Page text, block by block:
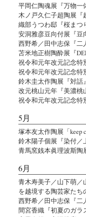
平岡仁陶魂展『万物一
木ノ戸久仁子超陶展『
織部うつわ邸『桜まつ
安洞雅彦豆向付展『豆
西野希／田中志保『二
苫米地正樹陶酔展『
祝令和元年改元記念特
祝令和元年改元記念特
鈴木圭太作陶展『対話』
改元桃山元年『美濃桃
祝令和元年改元記念特
5月
塚本友太作陶展「keep
鈴木陽子個展『染付／
青馬窯銭本眞理波斯陶
6月
青木寿美子／山下萌／
を越境する陶芸家たち
西野希／田中志保『二
間宮香織『初夏のガラ